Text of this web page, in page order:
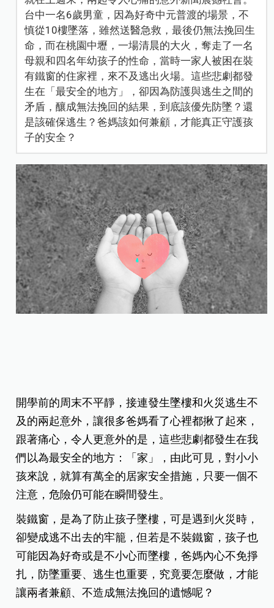
台中一名6歲男童，因為好奇中元普渡的場景，不
慎從10樓墜落，雖然送醫急救，最後仍無法挽回生
命，而在桃園中壢，一場清晨的大火，奪走了一名
母親和四名年幼孩子的性命，當時一家人被困在裝
有鐵窗的住家裡，來不及逃出火場。這些悲劇都發
生在「最安全的地方」，卻因為防護與逃生之間的
矛盾，釀成無法挽回的結果，到底該優先防墜？還
是該確保逃生？爸媽該如何兼顧，才能真正守護孩
子的安全？
開學前的周末不平靜，接連發生墜樓和火災逃生不
及的兩起意外，讓很多爸媽看了心裡都揪了起來，
跟著痛心，令人更意外的是，這些悲劇都發生在我
們以為最安全的地方：「家」，由此可見，對小小
孩來說，就算有萬全的居家安全措施，只要一個不
注意，危險仍可能在瞬間發生。
裝鐵窗，是為了防止孩子墜樓，可是遇到火災時，
卻變成逃不出去的牢籠，但若是不裝鐵窗，孩子也
可能因為好奇或是不小心而墜樓，爸媽內心不免掙
扎，防墜重要、逃生也重要，究竟要怎麼做，才能
讓兩者兼顧、不造成無法挽回的遺憾呢？